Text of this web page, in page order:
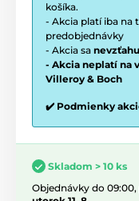
košíka.
- Akcia platí iba na
predobjednávky
- Akcia sa
- Akcia neplatí na
Villeroy & Boch
✔️ Podmienky
Skladom > 10 ks
Objednávky do